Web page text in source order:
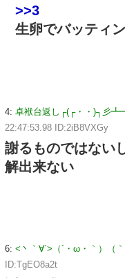
>>3
生卵でバッティ
4: 卓袱台返し┌(┌・・)┐彡
22:47:53.98 ID:2iB8VXGy
謝るものではない
解出来ない
6: <丶｀∀´>（´・ω・｀）（
ID:TgEO8a2t